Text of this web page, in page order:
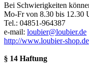
Bei Schwierigkeiten
Mo-Fr von 8.30 bis 12.30
Tel.: 04851-964387
e-mail: loubier@loubier.de
http://www.loubier-shop.de
§ 14 Haftung